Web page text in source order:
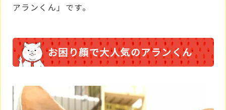
アランくん」です。
お困り顔で大人気のアランくん